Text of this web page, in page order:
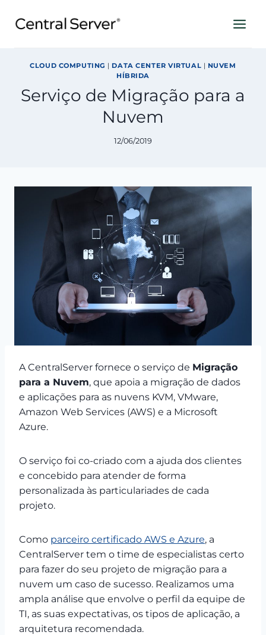
para
CLOUD COMPUTING | DATA CENTER VIRTUAL | NUVEM
HÍBRIDA
Serviço de Migração para a
Nuvem
12/06/2019
A CentralServer fornece o serviço de Migração
para a Nuvem, que apoia a migração de dados
e aplicações para as nuvens KVM, VMware,
Amazon Web Services (AWS) e a Microsoft
Azure.
O serviço foi co-criado com a ajuda dos clientes
e concebido para atender de forma
personalizada às particulariades de cada
projeto.
Como parceiro certificado AWS e Azure, a
CentralServer tem o time de especialistas certo
para fazer do seu projeto de migração para a
nuvem um caso de sucesso. Realizamos uma
ampla análise que envolve o perfil da equipe de
TI, as suas expectativas, os tipos de aplicação, a
arquitetura recomendada.